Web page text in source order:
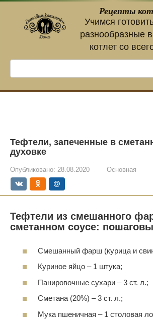
контенту
Рецепты
Учимся
разнообразные
котлет со
Тефтели, запеченные в
духовке
Опубликовано: 28.08.2020 Основная
Тефтели из смешанного
сметанном соусе:
Смешанный фарш (курица и
Куриное яйцо – 1 штука;
Панировочные сухари – 3 ст. л.;
Сметана (20%) – 3 ст. л.;
Мука пшеничная – 1 столовая